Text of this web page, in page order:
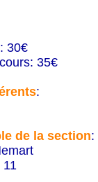
30€
35€
:
de la section:
11